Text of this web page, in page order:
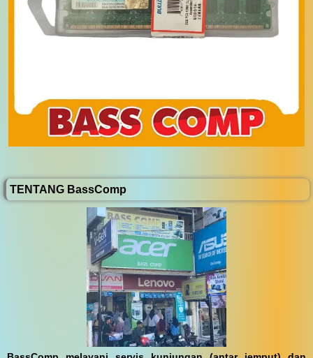
TENTANG BassComp